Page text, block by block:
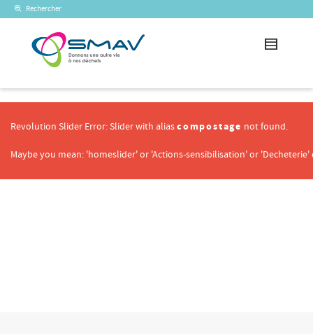
Rechercher
Revolution Slider Error: Slider with aliascompostage not found.
Maybe you mean: 'homeslider' or 'Actions-sensibilisation' or